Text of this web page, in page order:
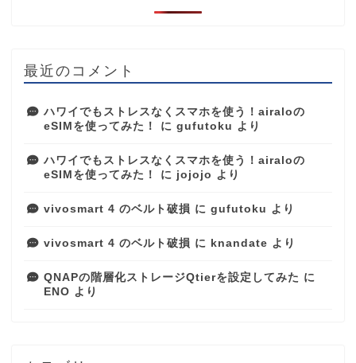
最近のコメント
ハワイでもストレスなくスマホを使う！airaloの
eSIMを使ってみた！
に gufutoku より
ハワイでもストレスなくスマホを使う！airaloの
eSIMを使ってみた！
に jojojo より
vivosmart 4 のベルト破損 に gufutoku より
vivosmart 4 のベルト破損 に knandate より
QNAPの階層化ストレージQtierを設定してみた に
ENO より